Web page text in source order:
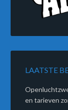
LAATSTE
en tarieven